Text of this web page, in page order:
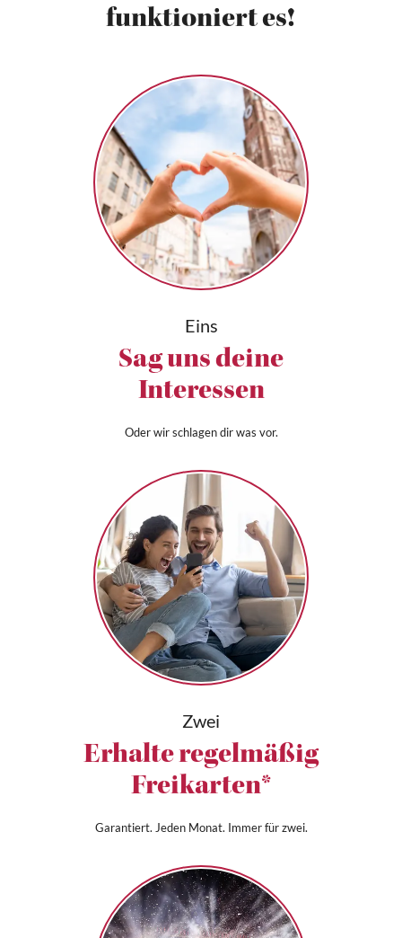
funktioniert es!
Eins
Sag uns deine
Interessen
Oder wir schlagen dir was vor.
Zwei
Erhalte regelmäßig
Freikarten*
Garantiert. Jeden Monat. Immer für zwei.